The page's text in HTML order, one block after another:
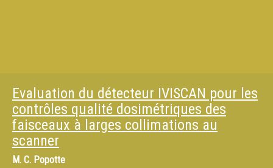
Evaluation du détecteur IVISCAN pour les
contrôles qualité dosimétriques des
faisceaux à larges collimations au
scanner
M. C. Popotte